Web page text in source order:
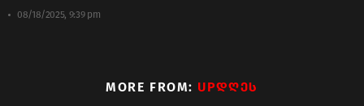
08/18/2025, 9:39 pm
MORE FROM: UPᲓᲦᲔᲡ